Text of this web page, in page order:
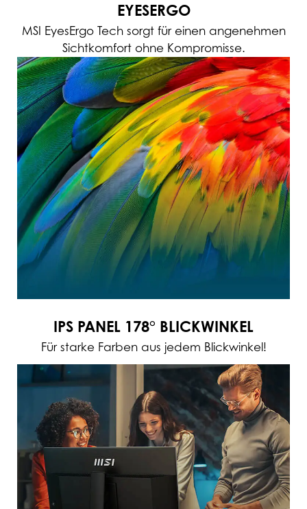
EYESERGO
MSI EyesErgo Tech sorgt für einen angenehmen
Sichtkomfort ohne Kompromisse.
IPS PANEL 178° BLICKWINKEL
Für starke Farben aus jedem Blickwinkel!